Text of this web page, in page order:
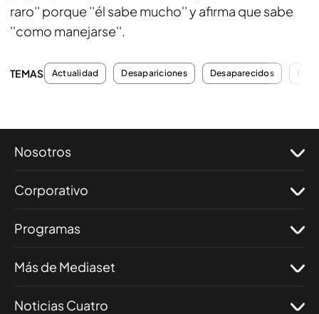
raro'' porque ''él sabe mucho'' y afirma que sabe
''como manejarse''.
TEMAS Actualidad Desapariciones Desaparecidos
Nosotros
Corporativo
Programas
Más de Mediaset
Noticias Cuatro